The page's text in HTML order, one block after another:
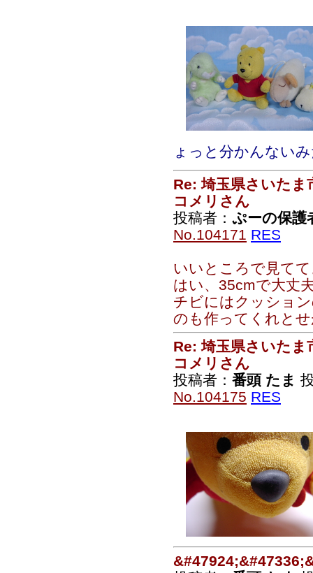
ょっと分かんない
Re: 埼玉県さいたま
コメリさん
投稿者： ぷーの保護
No.104171 RES
いいところで見て
はい、35cmで大丈
チビにはクッショ
のも作ってくれと
Re: 埼玉県さいたま
コメリさん
投稿者： 番頭 たま
No.104175 RES